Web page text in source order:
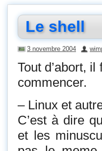
Le shell
3 novembre 2004
Tout d’abort,
commencer.
– Linux et
C’est à dire
et les